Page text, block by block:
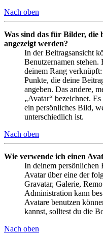
Nach oben
Was sind das für Bilder, die
angezeigt werden?
In der Beitragsansicht
Benutzernamen
deinem Rang
Punkte, die deine
angeben. Das andere,
„Avatar“ bezeichnet.
ein persönliches Bild,
unterschiedlich ist.
Nach oben
Wie verwende ich einen
In deinem persönlichen
Avatar über eine der
Gravatar, Galerie,
Administration kann
Avatare benutzen
kannst, solltest du die
Nach oben